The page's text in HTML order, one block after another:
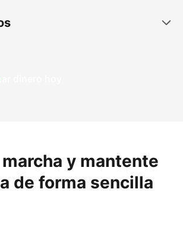
dinero hoy
y mantente
de forma sencilla